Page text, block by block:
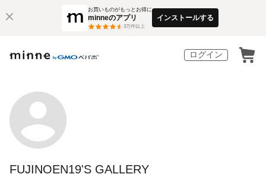
お買いものがもっとお得に
minneのアプリ
3万件以上
インストールする
ログイン
FUJINOEN19'S GALLERY